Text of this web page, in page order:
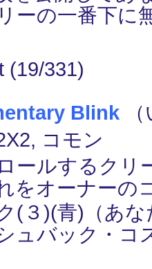
ーの一番下に
(19/331)
Blink
コモン
ールするクリ
をオーナーの
(３)(青)（あ
ュバック・コ